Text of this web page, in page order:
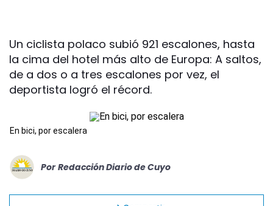
Un ciclista polaco subió 921 escalones, hasta
la cima del hotel más alto de Europa: A saltos,
de a dos o a tres escalones por vez, el
deportista logró el récord.
En bici, por escalera
Por Redacción Diario de Cuyo